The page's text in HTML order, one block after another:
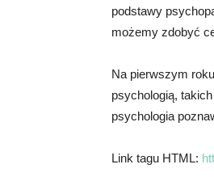
podstawy
możemy zdobyć
Na pierwszym
psychologią,
psychologia
Link tagu HTML: